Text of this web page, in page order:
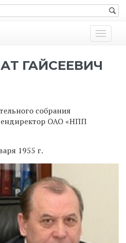
Показать
меню
ГАЙСЕЕВИЧ
собрания
ОАО «НПП
1955 г.